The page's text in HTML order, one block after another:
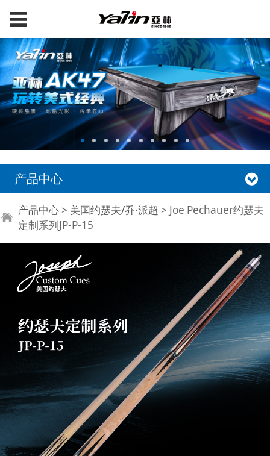
产品中心
Joe Pechauer约瑟夫定
制系列JP-P-15
产品中心 > 美国约瑟夫/乔·派超 > Joe Pechauer约瑟夫
定制系列JP-P-15